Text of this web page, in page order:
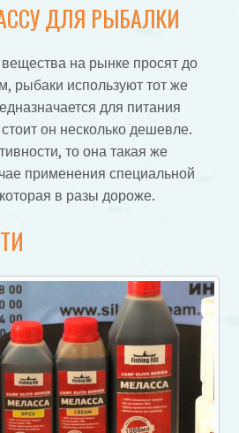
ДЛЯ РЫБАЛКИ
вещества на рынке просят до
рыбаки используют тот же
для питания
он несколько дешевле.
то она такая же
применения специальной
в разы дороже.